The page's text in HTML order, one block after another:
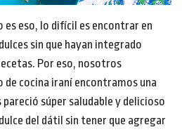
es eso, lo difícil es encontrar en
sin que hayan integrado
Por eso, nosotros
cocina iraní encontramos una
pareció súper saludable y delicioso
del dátil sin tener que agregar